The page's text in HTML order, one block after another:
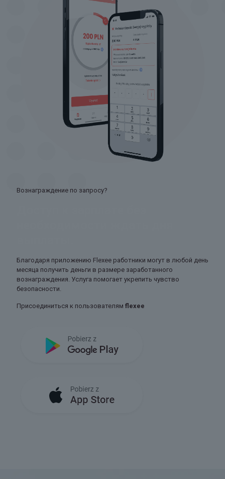
Вознаграждение по запросу?
Благодаря приложению Flexee работники могут в любой день
месяца получить деньги в размере заработанного
вознаграждения. Услуга помогает укрепить чувство
безопасности.
Присоединиться к пользователям flexee